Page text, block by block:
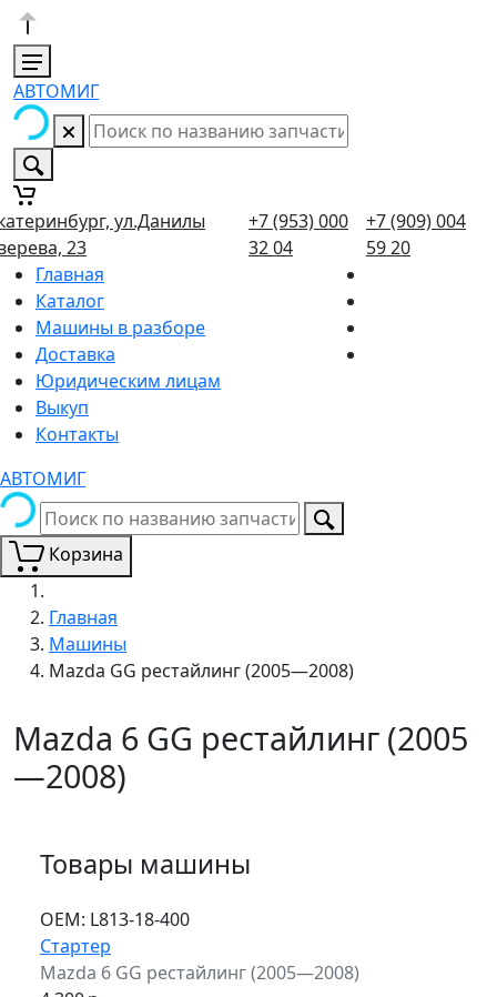
АВТОМИГ
ул.Данилы
23
+7 (953) 000
32 04
+7 (909) 004
59 20
Главная
Каталог
Машины в разборе
Доставка
Юридическим лицам
Выкуп
Контакты
АВТОМИГ
Корзина
Главная
Машины
Mazda GG рестайлинг (2005—2008)
Mazda 6 GG рестайлинг (2005
—2008)
Товары машины
ОЕМ: L813-18-400
Стартер
Mazda 6 GG рестайлинг (2005—2008)